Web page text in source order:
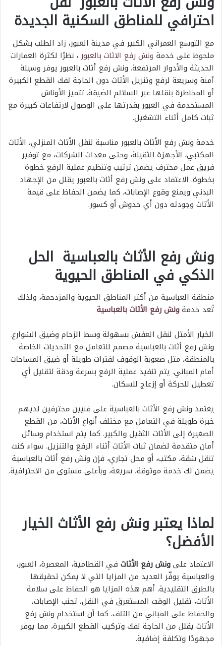
احترافي للمناطق السكنية الجديدة
مع التوسع العمراني الكبير في مدينة العبور، زاد الطلب بشكل
ملحوظ على خدمة ونش رفع الاثاث بالعبور، نظرًا لكثرة العمارات
الحديثة والأدوار المرتفعة. ونش رفع أثاث بالعبور يوفر وسيلة
آمنة وسريعة لرفع وتنزيل الأثاث دون الحاجة لفك القطع الكبيرة
أو المخاطرة بنقلها عبر السلالم الضيقة. تتميز الأوناش
المستخدمة في العبور بقدرتها على الوصول لارتفاعات كبيرة مع
ثبات كامل أثناء التشغيل.
خدمة ونش رفع الأثاث بالعبور مناسبة لنقل الأثاث المنزلي، الأثاث
المكتبي، الأجهزة الثقيلة، وحتى معدات الشركات، مع توفير
فريق عمل محترف يضمن ترتيب وتنظيم عملية الرفع خطوة
بخطوة. الاعتماد على ونش رفع أثاث بالعبور يقلل من الإجهاد
البدني ويمنع وقوع الإصابات، كما يضمن الحفاظ على قيمة
الأثاث وجودته دون أي خدوش أو كسور.
ونش رفع الأثاث بالعباسية الحل
الذكي في المناطق الحيوية
منطقة العباسية من أكثر المناطق الحيوية والمزدحمة، ولذلك
تُعد خدمةونش رفع الأثاث بالعباسية
الخيار الأمثل لنقل العفش بسهولة وسط الزحام وضيق الشوارع.
ونش رفع أثاث بالعباسية مصمم للتعامل مع التحديات الخاصة
بالمنطقة، مثل صعوبة الوقوف لفترات طويلة أو ضيق المساحات
أمام المباني. يتم تنفيذ عملية الرفع بسرعة ودقة لتقليل أي
تعطيل للحركة أو إزعاج للسكان.
يعتمد ونش رفع الأثاث بالعباسية على فنيين محترفين لديهم
خبرة طويلة في التعامل مع مختلف أنواع الأثاث، من القطع
الصغيرة إلى الأثاث الثقيل والكبير. كما يتم استخدام وسائل
أمان متقدمة لضمان ثبات الأثاث أثناء الرفع والتنزيل. سواء كنت
تنقل شقة، مكتب، أو محل تجاري، فإن ونش رفع أثاث بالعباسية
يضمن لك خدمة موثوقة، سريعة، وبأعلى مستوى من الاحترافية.
لماذا يعتبر ونش رفع الأثاث الخيار
الأفضل؟
الاعتماد علىونش رفع الأثاث في القطامية، المعصرة، العبور،
والعباسية يوفّر العديد من المزايا التي لا يمكن تحقيقها
بالطرق التقليدية. أهم هذه المزايا هو الحفاظ على سلامة
الأثاث، تقليل الوقت المستغرق في النقل، تجنب الإصابات،
والحفاظ على المباني من التلف. كما أن استخدام ونش رفع
الأثاث يقلل من الحاجة لفك وتركيب القطع الكبيرة، مما يوفر
مجهودًا وتكلفة إضافية.